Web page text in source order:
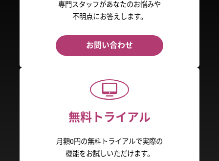
専門スタッフがあなたのお悩みや
不明点にお答えします。
お問い合わせ
無料トライアル
月額0円の無料トライアルで実際の
機能をお試しいただけます。